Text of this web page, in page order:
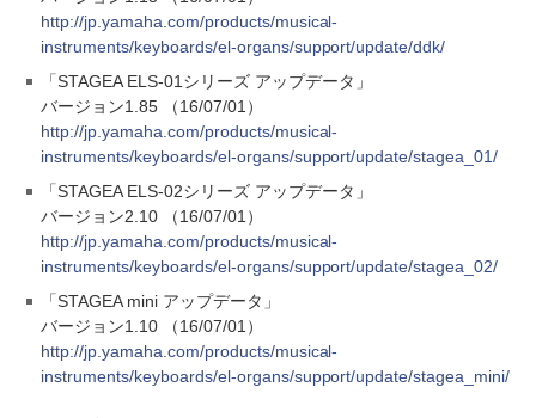
http://jp.yamaha.com/products/musical-
instruments/keyboards/el-organs/support/update/ddk/
「STAGEA ELS-01シリーズ アップデータ」
バージョン1.85 （16/07/01）
http://jp.yamaha.com/products/musical-
instruments/keyboards/el-organs/support/update/stagea_01/
「STAGEA ELS-02シリーズ アップデータ」
バージョン2.10 （16/07/01）
http://jp.yamaha.com/products/musical-
instruments/keyboards/el-organs/support/update/stagea_02/
「STAGEA mini アップデータ」
バージョン1.10 （16/07/01）
http://jp.yamaha.com/products/musical-
instruments/keyboards/el-organs/support/update/stagea_mini/